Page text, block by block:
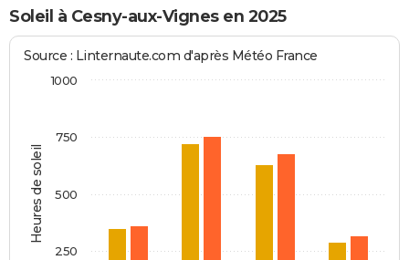
Soleil à Cesny-aux-Vignes en 2025
Heures de soleil
Source : Linternaute.com d'après Météo France
250
500
750
1000